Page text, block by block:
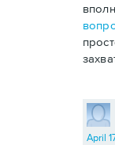
April